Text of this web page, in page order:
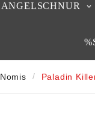
ANGELSCHNUR
Nomis Paladin